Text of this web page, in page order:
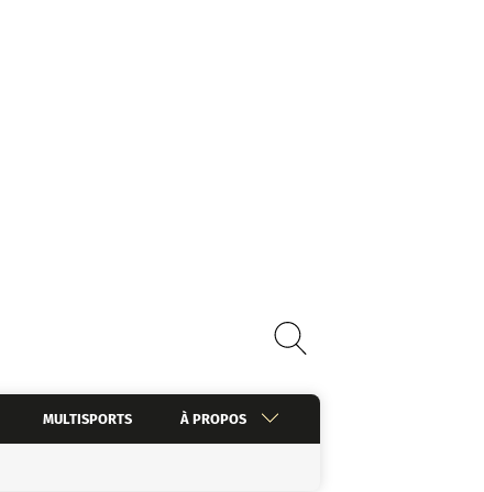
MULTISPORTS À PROPOS